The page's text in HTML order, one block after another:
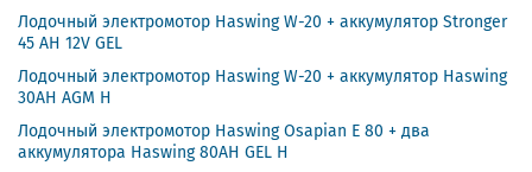
Лодочный электромотор Haswing W-20 + аккумулятор Stronger
45 AH 12V GEL
Лодочный электромотор Haswing W-20 + аккумулятор Haswing
30AH AGM H
Лодочный электромотор Haswing Osapian E 80 + два
аккумулятора Haswing 80AH GEL H